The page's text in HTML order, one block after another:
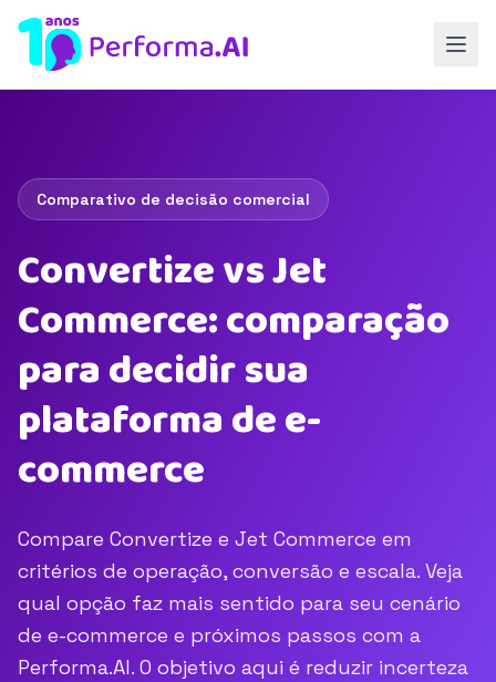
Comparativo de decisão comercial
Convertize vs Jet
Commerce: comparação
para decidir sua
plataforma de e-
commerce
Compare Convertize e Jet Commerce em
critérios de operação, conversão e escala. Veja
qual opção faz mais sentido para seu cenário
de e-commerce e próximos passos com a
Performa.AI. O objetivo aqui é reduzir incerteza